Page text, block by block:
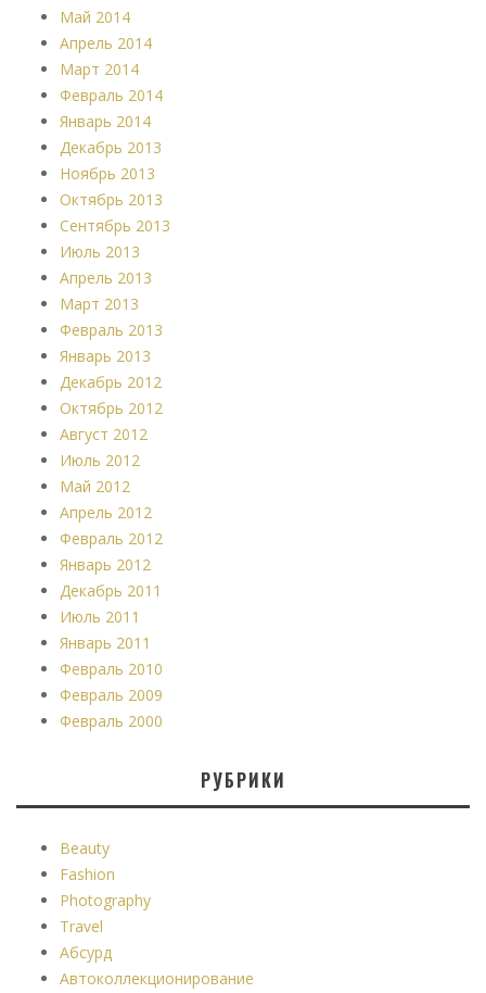
Май 2014
Апрель 2014
Март 2014
Февраль 2014
Январь 2014
Декабрь 2013
Ноябрь 2013
Октябрь 2013
Сентябрь 2013
Июль 2013
Апрель 2013
Март 2013
Февраль 2013
Январь 2013
Декабрь 2012
Октябрь 2012
Август 2012
Июль 2012
Май 2012
Апрель 2012
Февраль 2012
Январь 2012
Декабрь 2011
Июль 2011
Январь 2011
Февраль 2010
Февраль 2009
Февраль 2000
РУБРИКИ
Beauty
Fashion
Photography
Travel
Абсурд
Автоколлекционирование